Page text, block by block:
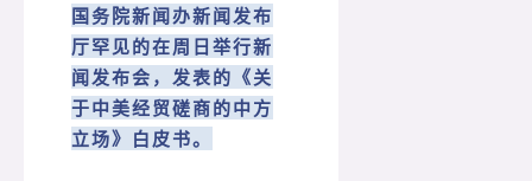
国务院新闻办新闻发布
厅罕见的在周日举行新
闻发布会，发表的《关
于中美经贸磋商的中方
立场》白皮书。